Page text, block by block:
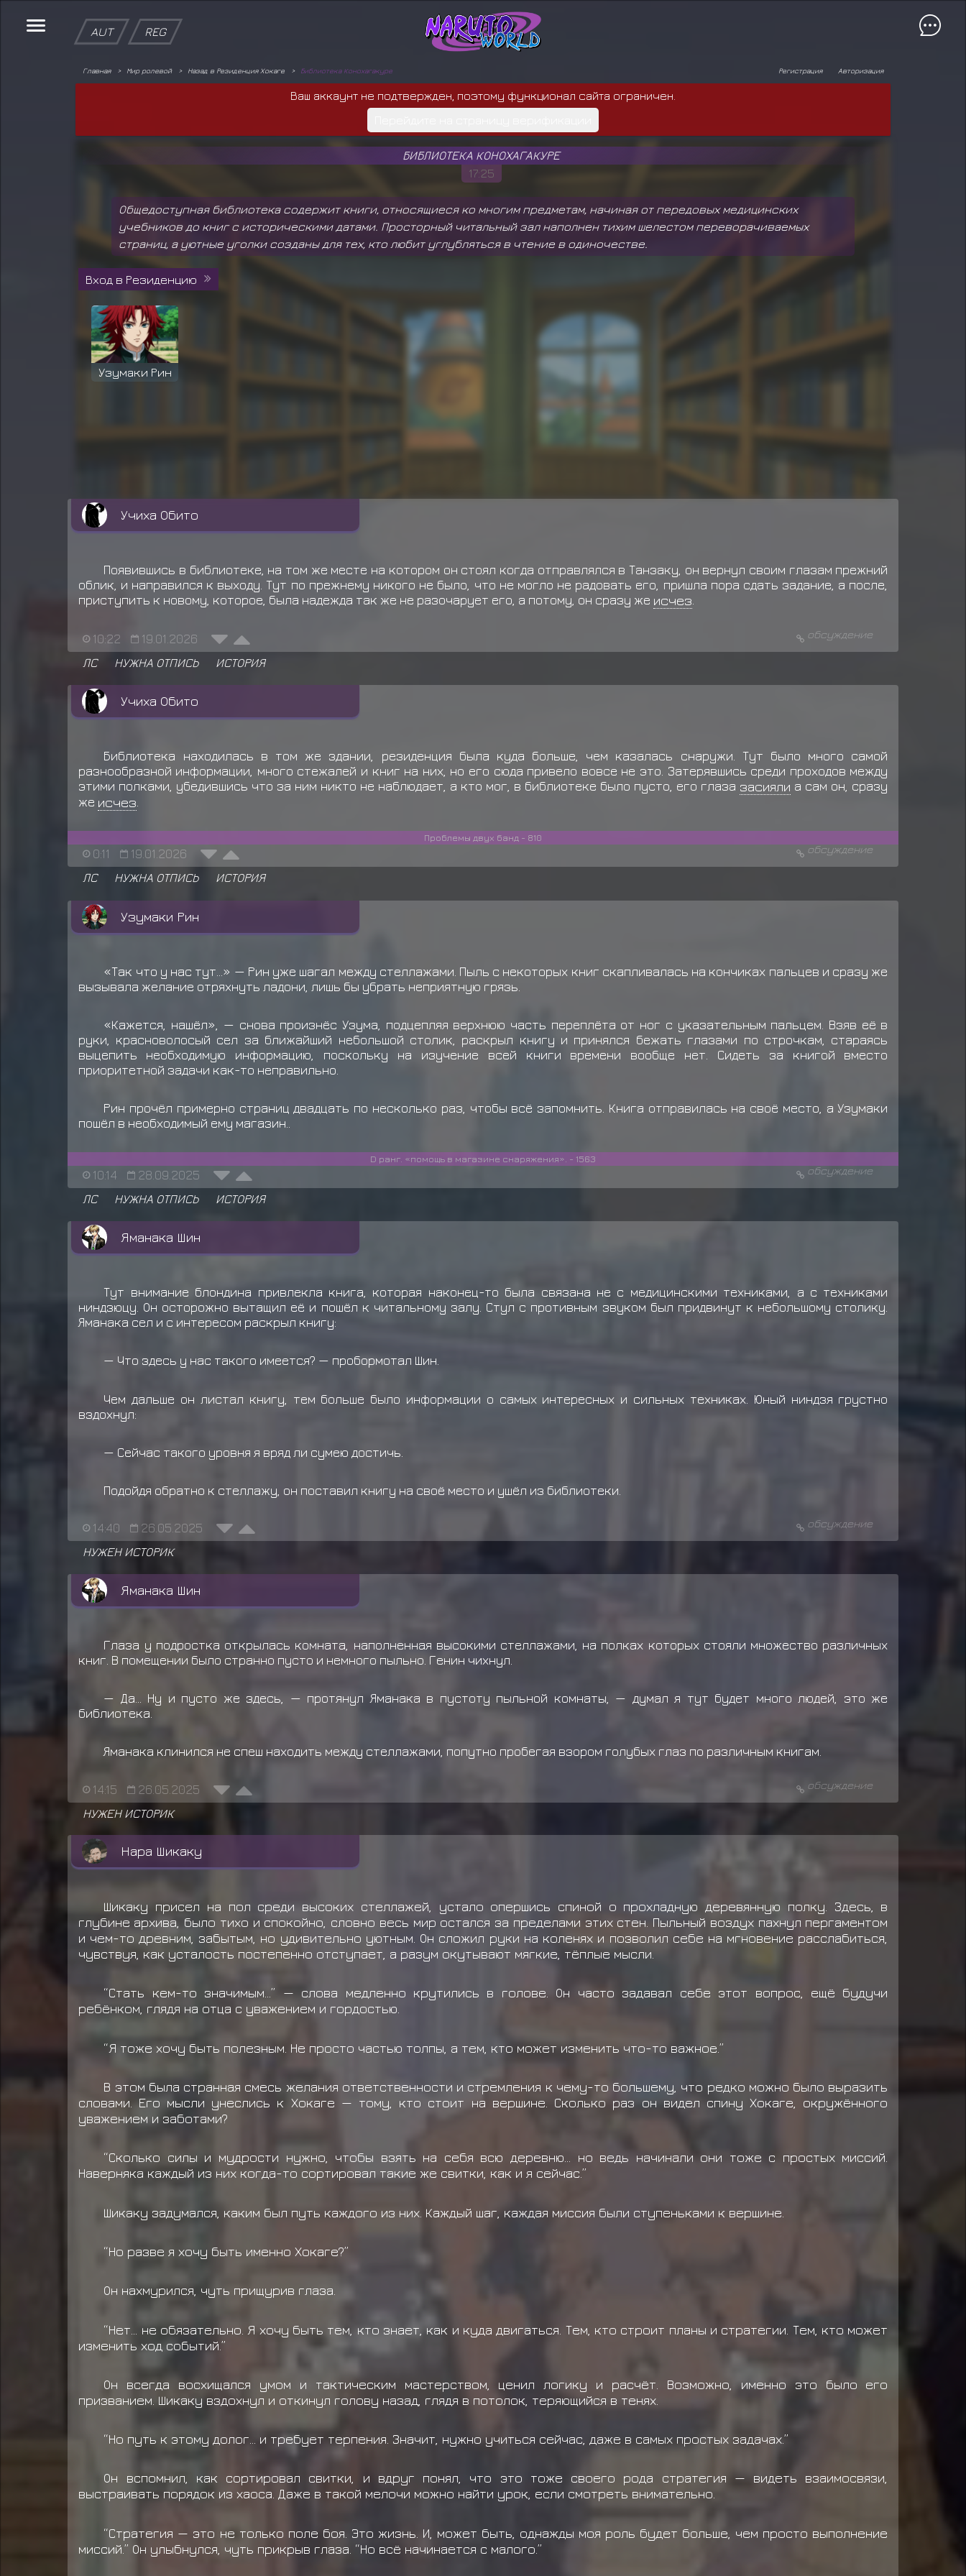
AUT REG
Главная Мир ролевой Назад в Резиденция Хокаге Библиотека Конохагакуре Авторизация
Регистрация
Ваш аккаунт не подтвержден, поэтому функционал сайта ограничен.
БИБЛИОТЕКА КОНОХАГАКУРЕ
17:25
Общедоступная библиотека содержит книги, относящиеся ко многим предметам, начиная от передовых медицинских
учебников до книг с историческими датами. Просторный читальный зал наполнен тихим шелестом переворачиваемых
страниц, а уютные уголки созданы для тех, кто любит углубляться в чтение в одиночестве.
Вход в Резиденцию
Узумаки Рин
Учиха Обито
Появившись в библиотеке, на том же месте на котором он стоял когда отправлялся в Танзаку, он вернул своим глазам прежний
облик, и направился к выходу. Тут по прежнему никого не было, что не могло не радовать его, пришла пора сдать задание, а после,
приступить к новому, которое, была надежда так же не разочарует его, а потому, он сразу же исчез.
10:22 19.01.2026 обсуждение
ЛС НУЖНА ОТПИСЬ ИСТОРИЯ
Учиха Обито
Библиотека находилась в том же здании, резиденция была куда больше, чем казалась снаружи. Тут было много самой
разнообразной информации, много стежалей и книг на них, но его сюда привело вовсе не это. Затерявшись среди проходов между
этими полками, убедившись что за ним никто не наблюдает, а кто мог, в библиотеке было пусто, его глаза засияли а сам он, сразу
же исчез
Проблемы двух банд - 810
0:11 19.01.2026 обсуждение
ЛС НУЖНА ОТПИСЬ ИСТОРИЯ
Узумаки Рин
«Так что у нас тут...» — Рин уже шагал между стеллажами. Пыль с некоторых книг скапливалась на кончиках пальцев и сразу же
вызывала желание отряхнуть ладони, лишь бы убрать неприятную грязь.
«Кажется, нашёл», — снова произнёс Узума, подцепляя верхнюю часть переплёта от ног с указательным пальцем. Взяв её в
руки, красноволосый сел за ближайший небольшой столик, раскрыл книгу и принялся бежать глазами по строчкам, стараясь
выцепить необходимую информацию, поскольку на изучение всей книги времени вообще нет. Сидеть за книгой вместо
приоритетной задачи как-то неправильно.
Рин прочёл примерно страниц двадцать по несколько раз, чтобы всё запомнить. Книга отправилась на своё место, а Узумаки
пошёл в необходимый ему магазин..
D ранг. «помощь в магазине снаряжения». - 1563
10:14 28.09.2025 обсуждение
ЛС НУЖНА ОТПИСЬ ИСТОРИЯ
Яманака Шин
Тут внимание блондина привлекла книга, которая наконец-то была связана не с медицинскими техниками, а с техниками
ниндзюцу. Он осторожно вытащил её и пошёл к читальному залу. Стул с противным звуком был придвинут к небольшому столику.
Яманака сел и с интересом раскрыл книгу:
— Что здесь у нас такого имеется? — пробормотал Шин.
Чем дальше он листал книгу, тем больше было информации о самых интересных и сильных техниках. Юный ниндзя грустно
вздохнул:
— Сейчас такого уровня я вряд ли сумею достичь.
Подойдя обратно к стеллажу, он поставил книгу на своё место и ушёл из библиотеки.
14:40 26.05.2025 обсуждение
НУЖЕН ИСТОРИК
Яманака Шин
Глаза у подростка открылась комната, наполненная высокими стеллажами, на полках которых стояли множество различных
книг. В помещении было странно пусто и немного пыльно. Генин чихнул.
— Да... Ну и пусто же здесь, — протянул Яманака в пустоту пыльной комнаты, — думал я тут будет много людей, это же
библиотека.
Яманака клинился не спеш находить между стеллажами, попутно пробегая взором голубых глаз по различным книгам.
14:15 26.05.2025 обсуждение
НУЖЕН ИСТОРИК
Нара Шикаку
Шикаку присел на пол среди высоких стеллажей, устало опершись спиной о прохладную деревянную полку. Здесь, в
глубине архива, было тихо и спокойно, словно весь мир остался за пределами этих стен. Пыльный воздух пахнул пергаментом
и чем-то древним, забытым, но удивительно уютным. Он сложил руки на коленях и позволил себе на мгновение расслабиться,
чувствуя, как усталость постепенно отступает, а разум окутывают мягкие, тёплые мысли.
“Стать кем-то значимым…” — слова медленно крутились в голове. Он часто задавал себе этот вопрос, ещё будучи
ребёнком, глядя на отца с уважением и гордостью.
“Я тоже хочу быть полезным. Не просто частью толпы, а тем, кто может изменить что-то важное.”
В этом была странная смесь желания ответственности и стремления к чему-то большему, что редко можно было выразить
словами. Его мысли унеслись к Хокаге — тому, кто стоит на вершине. Сколько раз он видел спину Хокаге, окружённого
уважением и заботами?
“Сколько силы и мудрости нужно, чтобы взять на себя всю деревню… но ведь начинали они тоже с простых миссий.
Наверняка каждый из них когда-то сортировал такие же свитки, как и я сейчас.”
Шикаку задумался, каким был путь каждого из них. Каждый шаг, каждая миссия были ступеньками к вершине.
“Но разве я хочу быть именно Хокаге?”
Он нахмурился, чуть прищурив глаза.
“Нет… не обязательно. Я хочу быть тем, кто знает, как и куда двигаться. Тем, кто строит планы и стратегии. Тем, кто может
изменить ход событий.”
Он всегда восхищался умом и тактическим мастерством, ценил логику и расчёт. Возможно, именно это было его
призванием. Шикаку вздохнул и откинул голову назад, глядя в потолок, теряющийся в тенях.
“Но путь к этому долог… и требует терпения. Значит, нужно учиться сейчас, даже в самых простых задачах.”
Он вспомнил, как сортировал свитки, и вдруг понял, что это тоже своего рода стратегия — видеть взаимосвязи,
выстраивать порядок из хаоса. Даже в такой мелочи можно найти урок, если смотреть внимательно.
“Стратегия — это не только поле боя. Это жизнь. И, может быть, однажды моя роль будет больше, чем просто выполнение
миссий.” Он улыбнулся, чуть прикрыв глаза. “Но всё начинается с малого.”